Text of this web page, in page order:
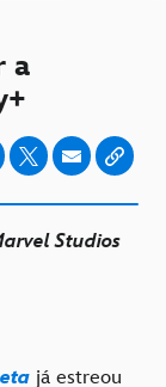
a
Studios
já estreou